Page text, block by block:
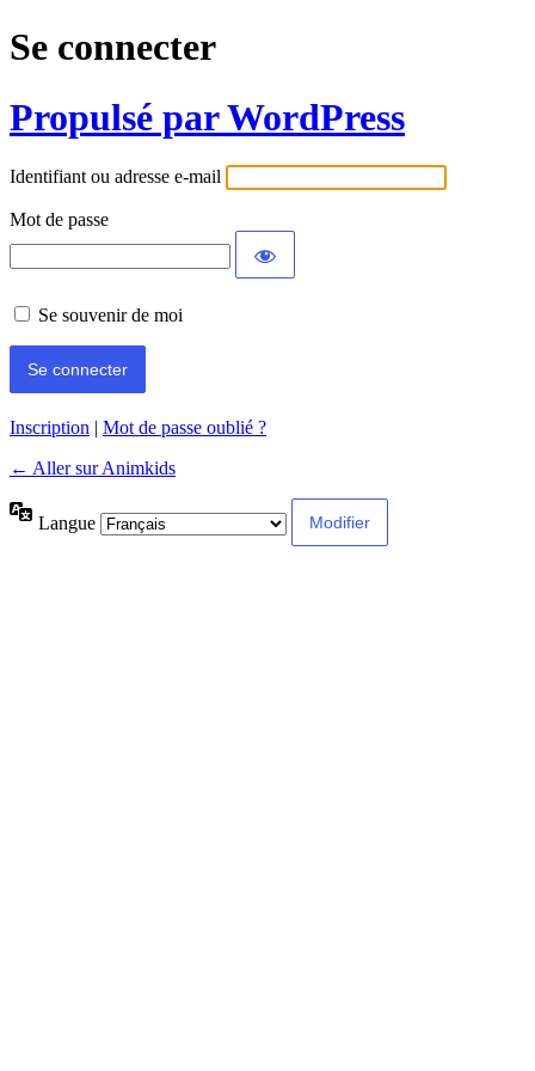
Se connecter
Propulsé par WordPress
Identifiant ou adresse e-mail
Mot de passe
Se souvenir de moi
Inscription | Mot de passe oublié ?
← Aller sur Animkids
Langue